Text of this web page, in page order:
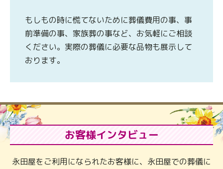
もしもの時に慌てないために葬儀費用の事、事
前準備の事、家族葬の事など、お気軽にご相談
ください。実際の葬儀に必要な品物も展示して
おります。
お客様インタビュー
永田屋をご利用になられたお客様に、永田屋での葬儀に